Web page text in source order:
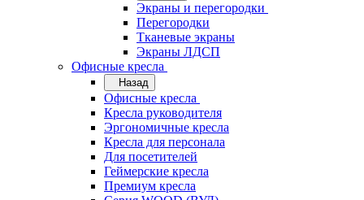
Экраны и перегородки
Перегородки
Тканевые экраны
Экраны ЛДСП
Офисные кресла
Назад
Офисные кресла
Кресла руководителя
Эргономичные кресла
Кресла для персонала
Для посетителей
Геймерские кресла
Премиум кресла